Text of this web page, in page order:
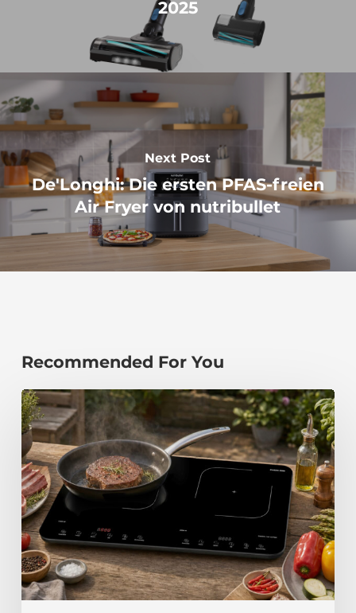
2025
Next Post
De'Longhi: Die ersten PFAS-freien
Air Fryer von nutribullet
Recommended For You